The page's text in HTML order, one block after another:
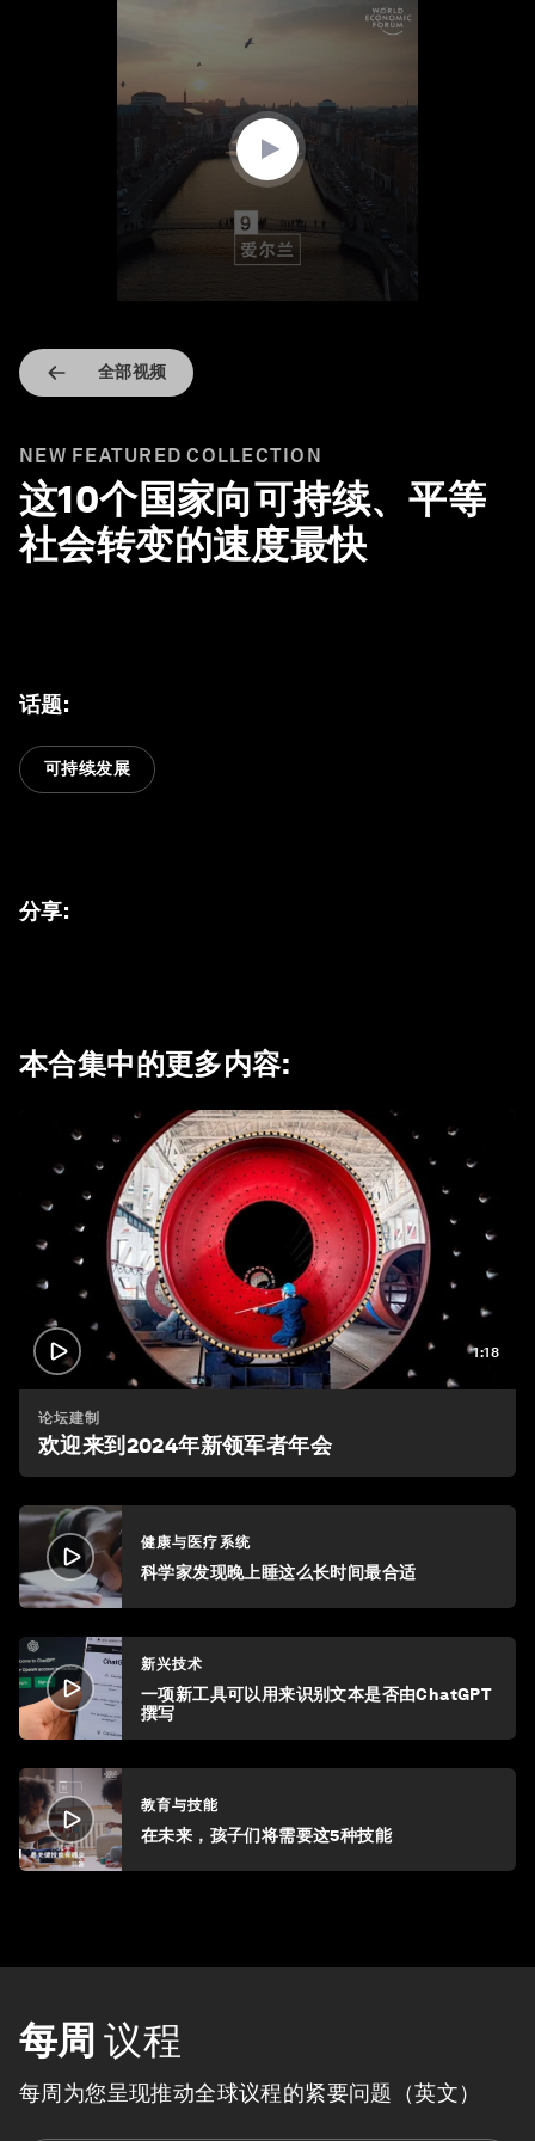
全部视频
NEW FEATURED COLLECTION
这10个国家向可持续、平等
社会转变的速度最快
话题:
可持续发展
分享:
本合集中的更多内容:
1:18
论坛建制
欢迎来到2024年新领军者年会
健康与医疗系统
科学家发现晚上睡这么长时间最合适
新兴技术
一项新工具可以用来识别文本是否由ChatGPT
撰写
教育与技能
在未来，孩子们将需要这5种技能
每周 议程
每周为您呈现推动全球议程的紧要问题（英文）